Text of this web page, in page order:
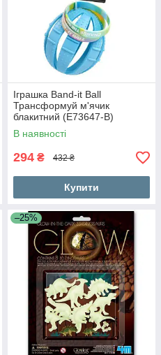
Іграшка Band-it Ball
Трансформуй м'ячик
блакитний (E73647-B)
В наявності
294 ₴ 432 ₴
Купити
–25%